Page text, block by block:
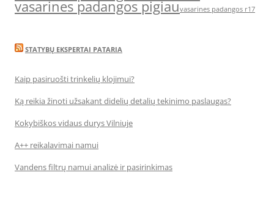
vasarines padangos pigiauvasarines padangos r17
STATYBŲ EKSPERTAI PATARIA
Kaip pasiruošti trinkelių klojimui?
Ką reikia žinoti užsakant didelių detalių tekinimo paslaugas?
Kokybiškos vidaus durys Vilniuje
A++ reikalavimai namui
Vandens filtrų namui analizė ir pasirinkimas